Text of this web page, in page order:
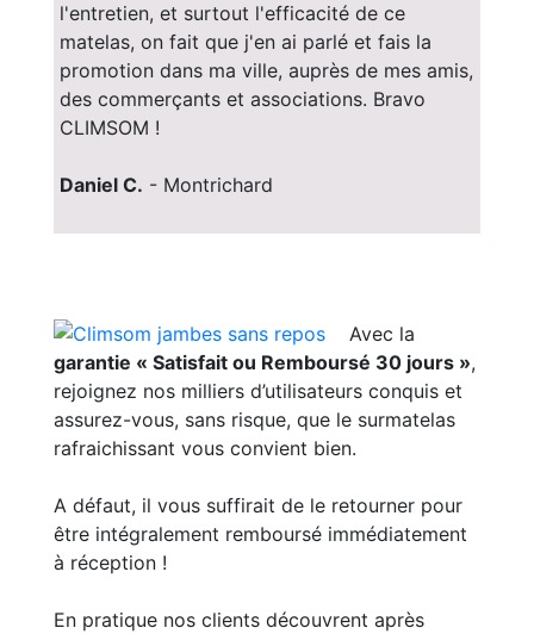
l'entretien, et surtout l'efficacité de ce
matelas, on fait que j'en ai parlé et fais la
promotion dans ma ville, auprès de mes amis,
des commerçants et associations. Bravo
CLIMSOM !
Daniel C. - Montrichard
Avec la
garantie « Satisfait ou Remboursé 30 jours »,
rejoignez nos milliers d’utilisateurs conquis et
assurez-vous, sans risque, que le surmatelas
rafraichissant vous convient bien.
A défaut, il vous suffirait de le retourner pour
être intégralement remboursé immédiatement
à réception !
En pratique nos clients découvrent après